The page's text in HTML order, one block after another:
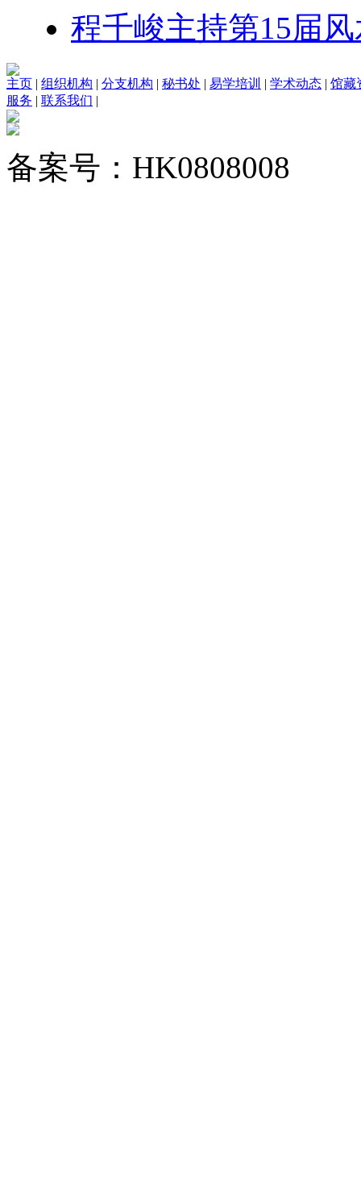
程千峻主持第15届
主页 | 组织机构 | 分支机构 | 秘书处 | 易学培训 | 学术动态 | 馆藏
服务 | 联系我们 |
备案号：HK0808008